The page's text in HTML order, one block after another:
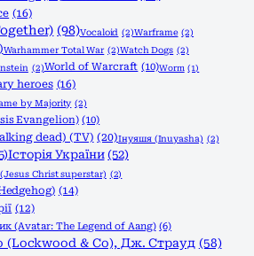
(16)
(98)Vocaloid (2)Warframe (2)
Warhammer Total War (2)Watch Dogs (2)
(2)World of Warcraft (10)Worm (1)
heroes (16)
by Majority (2)
Evangelion) (10)
dead) (TV) (20)Інуяшя (Inuyasha) (2)
Історія України (52)
Christ superstar) (2)
(14)
(12)
(Avatar: The Legend of Aang) (6)
(Lockwood & Co), Дж. Страуд (58)